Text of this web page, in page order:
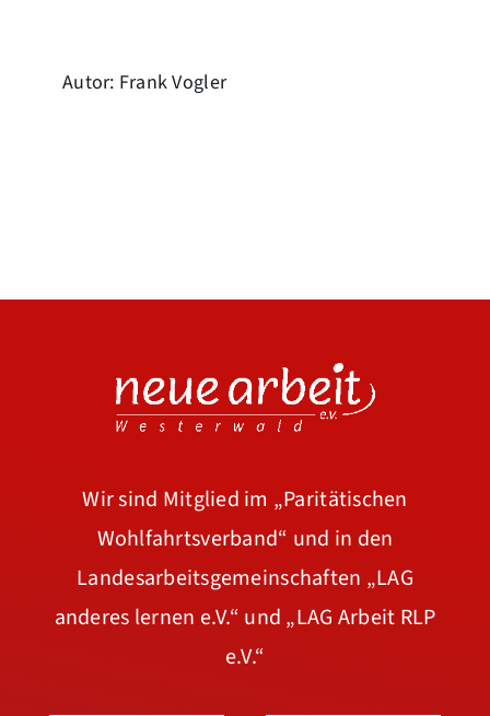
Autor: Frank Vogler
Wir sind Mitglied im „Paritätischen
Wohlfahrtsverband“ und in den
Landesarbeitsgemeinschaften „LAG
anderes lernen e.V.“ und „LAG Arbeit RLP
e.V.“